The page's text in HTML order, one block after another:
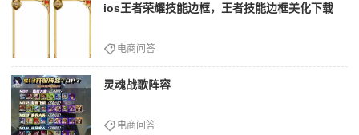
ios王者荣耀技能边框，王者技能边框美化下载
电商问答
灵魂战歌阵容
电商问答